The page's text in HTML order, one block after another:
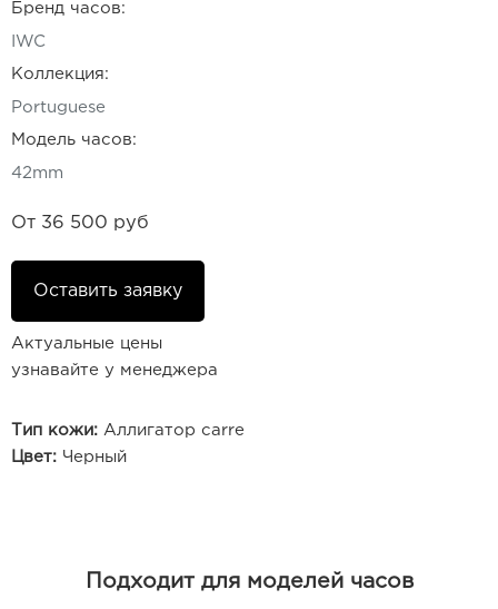
Бренд часов:
IWC
Коллекция:
Portuguese
Модель часов:
42mm
От 36 500 руб
Оставить заявку
Актуальные цены
узнавайте у менеджера
Тип кожи: Аллигатор carre
Цвет: Черный
Подходит для моделей часов